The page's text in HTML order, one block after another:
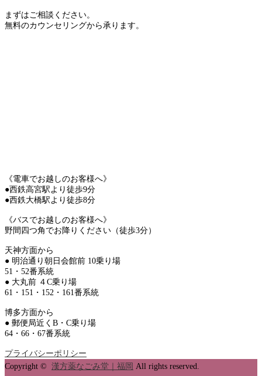
まずはご相談ください。
無料のカウンセリングから承ります。
《電車でお越しのお客様へ》
●西鉄高宮駅より徒歩9分
●西鉄大橋駅より徒歩8分
《バスでお越しのお客様へ》
野間四つ角でお降りください（徒歩3分）
天神方面から
● 明治通り朝日会館前 10乗り場
51・52番系統
● 大丸前 ４C乗り場
61・151・152・161番系統
博多方面から
● 郵便局近くB・C乗り場
64・66・67番系統
プライバシーポリシー
Copyright © 漢方薬なごみ堂｜福岡 All rights reserved.